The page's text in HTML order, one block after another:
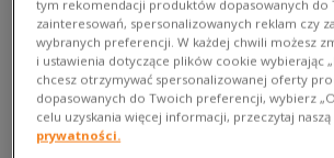
sześciu tekstylnych paneli, które tworzą
Dzięki temu przednia część jest na tyle
napisy, loga i jakikolwiek zaprojektowany
wzór.
Kultową marką produkującą fullcapy i
amerykańska New Era. Znana ze
tym rekomendacji produktów dopasowanych do
zainteresowań, spersonalizowanych reklam czy
wybranych preferencji. W każdej chwili możesz
i ustawienia dotyczące plików cookie wybierając
chcesz otrzymywać spersonalizowanej oferty
dopasowanych do Twoich preferencji, wybierz
celu uzyskania więcej informacji, przeczytaj naszą
prywatności.